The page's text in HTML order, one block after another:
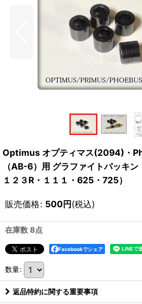
Optimus オプティマス(2094)・
（AB-6）用 グラファイトパッキ
１２３R・１１１・625・725）
販売価格: 500円(税込)
在庫数 8点
Facebookでシェア
数量:
返品特約に関する重要事項